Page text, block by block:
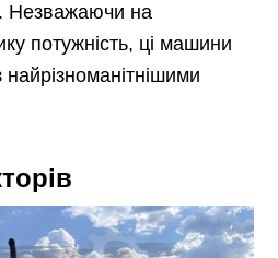
Незважаючи на
потужність, ці машини